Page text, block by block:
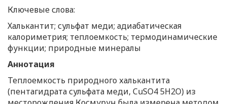
Ключевые слова:
Халькантит; сульфат меди; адиабатическая
калориметрия; теплоемкость; термодинамические
функции; природные минералы
Аннотация
Теплоемкость природного халькантита
(пентагидрата сульфата меди, CuSO4 5H2O) из